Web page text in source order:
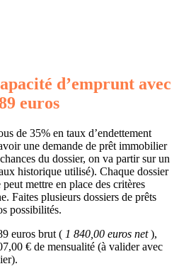
d’emprunt avec
euros
de 35% en taux d’endettement
une demande de prêt immobilier
du dossier, on va partir sur un
historique utilisé). Chaque dossier
mettre en place des critères
Faites plusieurs dossiers de prêts
possibilités.
euros brut ( 1 840,00 euros net),
€ de mensualité (à valider avec